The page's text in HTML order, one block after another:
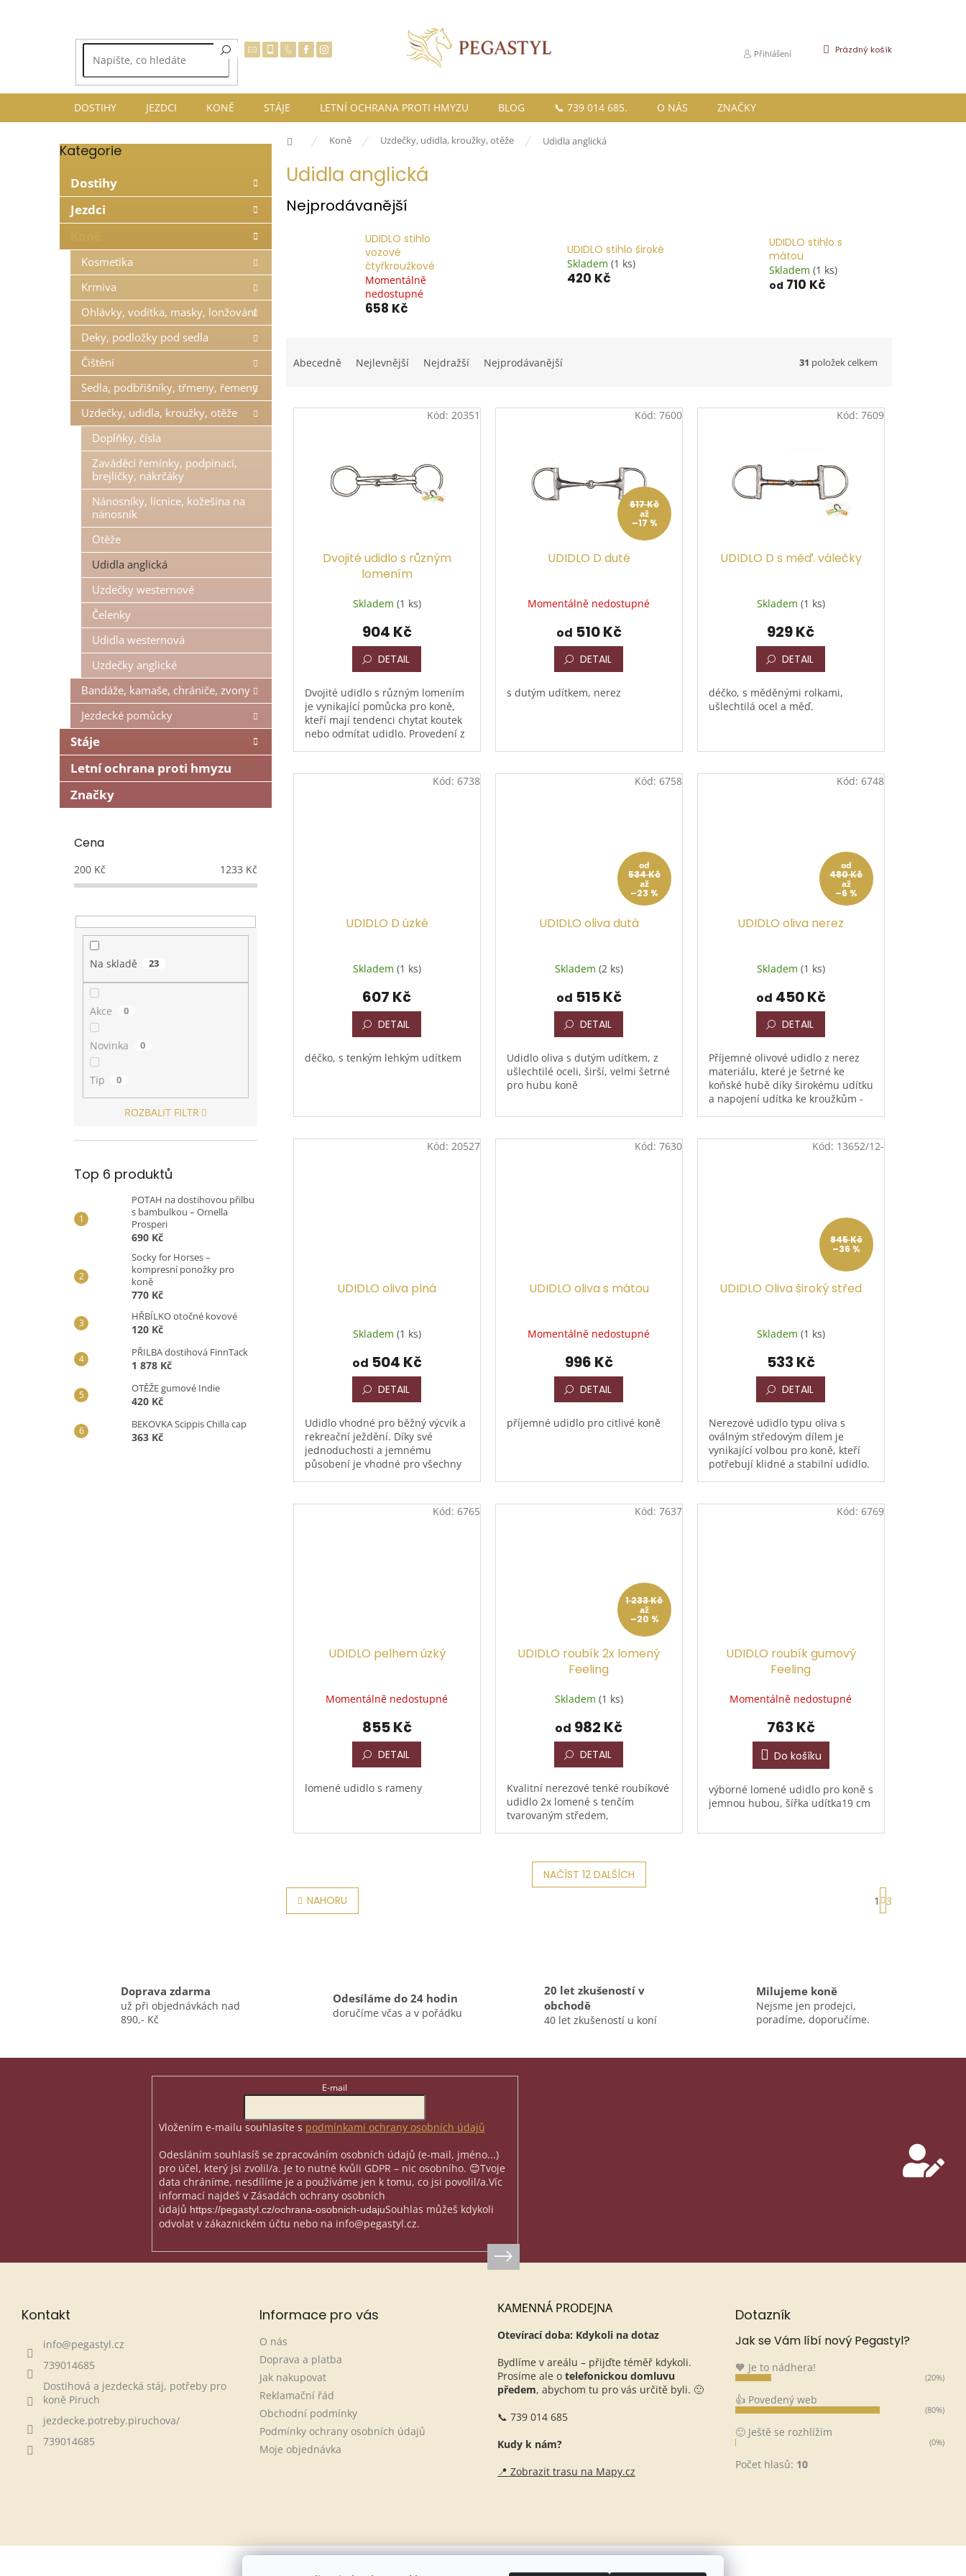
Přihlášení
NÁKUPNÍ
Prázdný košík
DOSTIHY JEZDCI KONĚ STÁJE LETNÍ OCHRANA PROTI HMYZU BLOG 📞 739 014 685. O NÁS ZNAČKY
Domů Koně Uzdečky, udidla, kroužky, otěže Udidla anglická
P
s
r
n
Přeskočit
kategorie
Kategorie
Dostihy
Jezdci
Kosmetika
Krmiva
Ohlávky, vodítka, masky, lonžování
Deky, podložky pod sedla
Čištění
Sedla, podbřišníky, třmeny, řemeny
Uzdečky, udidla, kroužky, otěže
Doplňky, čísla
Zaváděcí řemínky, podpínací,
brejličky, nákrčáky
Nánosníky, lícnice, kožešina na
nánosník
Otěže
Udidla anglická
Uzdečky westernové
Čelenky
Udidla westernová
Uzdečky anglické
Bandáže, kamaše, chrániče, zvony
Jezdecké pomůcky
Stáje
Letní ochrana proti hmyzu
Značky
Cena
200 Kč 1233 Kč
Na skladě 23
Akce 0
Novinka 0
Tip 0
ROZBALIT FILTR
Top 6 produktů
POTAH na dostihovou přilbu
s bambulkou – Ornella
Prosperi
690 Kč
Socky for Horses –
kompresní ponožky pro
koně
770 Kč
HŘBÍLKO otočné kovové
120 Kč
PŘILBA dostihová FinnTack
1 878 Kč
OTĚŽE gumové Indie
420 Kč
BEKOVKA Scippis Chilla cap
363 Kč
Udidla anglická
Nejprodávanější
UDIDLO stihlo
vozové
čtyřkroužkové
Momentálně
nedostupné
658 Kč
UDIDLO stihlo široké
Skladem (1 ks)
420 Kč
UDIDLO stihlo s
mátou
Skladem (1 ks)
od 710 Kč
a
n
Abecedně Nejlevnější Nejdražší Nejprodávanější 31 položek celkem
V
Dvojité udidlo s různým
lomením
Skladem (1 ks)
904 Kč
DETAIL
Dvojité udidlo s různým lomením
je vynikající pomůcka pro koně,
kteří mají tendenci chytat koutek
nebo odmítat udidlo. Provedení z
Kód: 20351
617 Kč
až
–17 %
UDIDLO D duté
Momentálně nedostupné
od 510 Kč
DETAIL
s dutým udítkem, nerez
Kód: 7600
UDIDLO D s měď. válečky
Skladem (1 ks)
929 Kč
DETAIL
déčko, s měděnými rolkami,
ušlechtilá ocel a měď.
Kód: 7609
UDIDLO D úzké
Skladem (1 ks)
607 Kč
DETAIL
déčko, s tenkým lehkým udítkem
Kód: 6738
od
534 Kč
až
–23 %
UDIDLO oliva dutá
Skladem (2 ks)
od 515 Kč
DETAIL
Udidlo oliva s dutým udítkem, z
ušlechtilé oceli, širší, velmi šetrné
pro hubu koně
Kód: 6758
od
480 Kč
až
–6 %
UDIDLO oliva nerez
Skladem (1 ks)
od 450 Kč
DETAIL
Příjemné olivové udidlo z nerez
materiálu, které je šetrné ke
koňské hubě díky širokému udítku
a napojení udítka ke kroužkům -
Kód: 6748
UDIDLO oliva plná
Skladem (1 ks)
od 504 Kč
DETAIL
Udidlo vhodné pro běžný výcvik a
rekreační ježdění. Díky své
jednoduchosti a jemnému
působení je vhodné pro všechny
Kód: 20527
UDIDLO oliva s mátou
Momentálně nedostupné
996 Kč
DETAIL
příjemné udidlo pro citlivé koně
Kód: 7630
845 Kč
–36 %
UDIDLO Oliva široký střed
Skladem (1 ks)
533 Kč
DETAIL
Nerezové udidlo typu oliva s
oválným středovým dílem je
vynikající volbou pro koně, kteří
potřebují klidné a stabilní udidlo.
Kód: 13652/12-
UDIDLO pelhem úzký
Momentálně nedostupné
855 Kč
DETAIL
lomené udidlo s rameny
Kód: 6765
1 233 Kč
až
–20 %
UDIDLO roubík 2x lomený
Feeling
Skladem (1 ks)
od 982 Kč
DETAIL
Kvalitní nerezové tenké roubíkové
udidlo 2x lomené s tenčím
tvarovaným středem,
Kód: 7637
UDIDLO roubík gumový
Feeling
Momentálně nedostupné
763 Kč
Do košíku
výborné lomené udidlo pro koně s
jemnou hubou, šířka udítka19 cm
Kód: 6769
O
í
p
r
v
y
NAČÍST 12 DALŠÍCH
t
1 3
NAHORU
Doprava zdarma
už při objednávkách nad
890,- Kč
Odesíláme do 24 hodin
doručíme včas a v pořádku
20 let zkušeností v
obchodě
40 let zkušeností u koní
Milujeme koně
Nejsme jen prodejci,
poradíme, doporučíme.
Z
E-mail
Vložením e-mailu souhlasíte s podmínkami ochrany osobních údajů
Odesláním souhlasíš se zpracováním osobních údajů (e-mail, jméno...)
pro účel, který jsi zvolil/a. Je to nutné kvůli GDPR – nic osobního. 😊Tvoje
data chráníme, nesdílíme je a používáme jen k tomu, co jsi povolil/a.Víc
informací najdeš v Zásadách ochrany osobních
údajů https://pegastyl.cz/ochrana-osobnich-udajuSouhlas můžeš kdykoli
odvolat v zákaznickém účtu nebo na info@pegastyl.cz.
Kontakt
info@pegastyl.cz
739014685
Dostihová a jezdecká stáj, potřeby pro
koně Piruch
jezdecke.potreby.piruchova/
739014685
Informace pro vás
O nás
Doprava a platba
Jak nakupovat
Reklamační řád
Obchodní podmínky
Podmínky ochrany osobních údajů
Moje objednávka
KAMENNÁ PRODEJNA
Otevírací doba: Kdykoli na dotaz
Bydlíme v areálu – přijďte téměř kdykoli.
Prosíme ale o telefonickou domluvu
předem, abychom tu pro vás určitě byli. 🙂
📞 739 014 685
Kudy k nám?
📍 Zobrazit trasu na Mapy.cz
Dotazník
Jak se Vám líbí nový Pegastyl?
🧡 Je to nádhera!
(20%)
👍 Povedený web
(80%)
🙂 Ještě se rozhlížím
(0%)
Počet hlasů: 10